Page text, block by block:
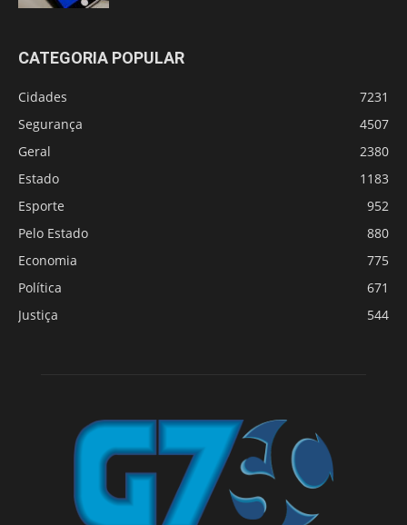
CATEGORIA POPULAR
Cidades
7231
Segurança
4507
Geral
2380
Estado
1183
Esporte
952
Pelo Estado
880
Economia
775
Política
671
Justiça
544